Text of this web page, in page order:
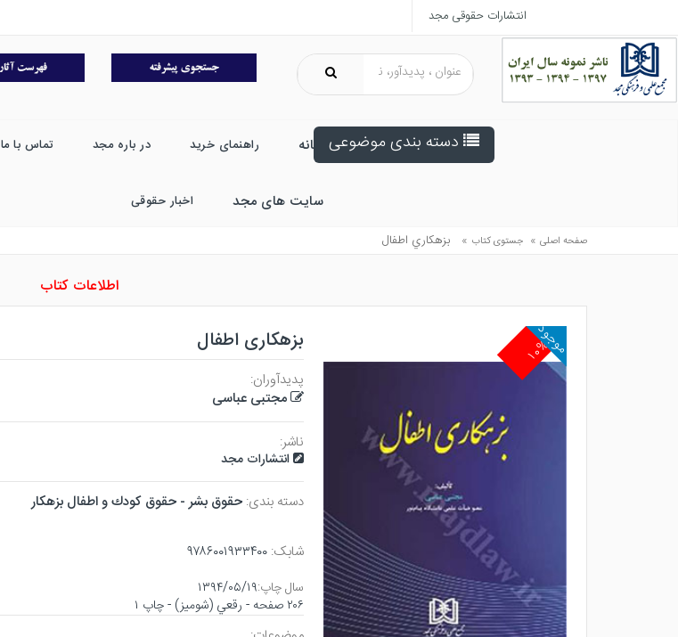
انتشارات حقوقی مجد
دسته بندی موضوعی خانه راهنمای خرید در باره مجد تماس با ما
سایت های مجد اخبار حقوقی
صفحه اصلی » جستوی کتاب » بزهكاري اطفال
اطلاعات کتاب
۱۰%
موجود بزهکاری اطفال
پدیدآوران:
مجتبی عباسی
ناشر:
انتشارات مجد
دسته بندی:حقوق بشر - حقوق كودك و اطفال بزهكار
شابک:۹۷۸۶۰۰۱۹۳۳۴۰۰
سال چاپ:۱۳۹۴/۰۵/۱۹
۲۰۶ صفحه - رقعي (شوميز) - چاپ ۱